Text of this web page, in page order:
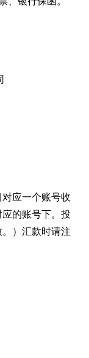
应一个账号收
的账号下。投
）汇款时请注